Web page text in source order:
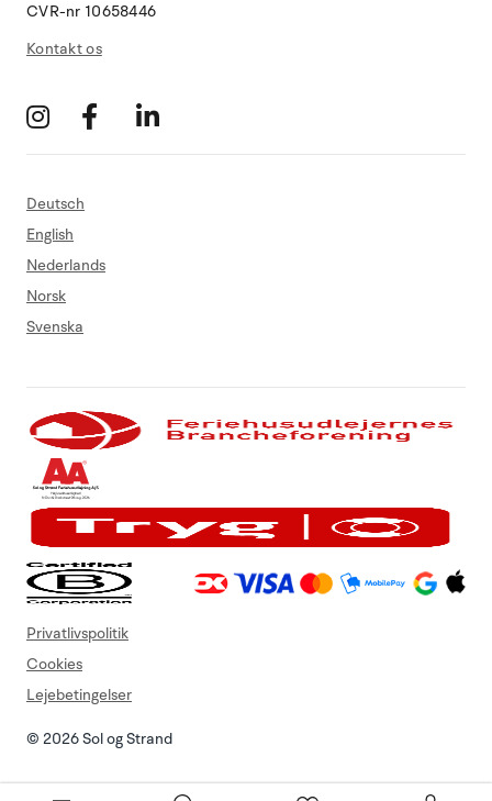
CVR-nr 10658446
Kontakt os
Deutsch
English
Nederlands
Norsk
Svenska
© 2026 Sol og Strand
Privatlivspolitik
Cookies
Lejebetingelser